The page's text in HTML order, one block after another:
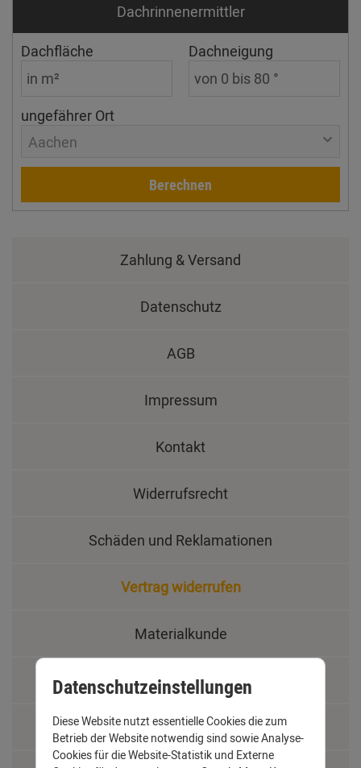
Dachrinnen­ermittler
Dachfläche Dachneigung
ungefährer Ort
Aachen
Berechnen
Zahlung & Versand
Datenschutz
AGB
Impressum
Kontakt
Widerrufsrecht
Schäden und Reklamationen
Vertrag widerrufen
Materialkunde
Fachbegriffe
Jobs
Datenschutzeinstellungen
Diese Website nutzt essentielle Cookies die zum
Betrieb der Website notwendig sind sowie Analyse-
Cookies für die Website-Statistik und Externe